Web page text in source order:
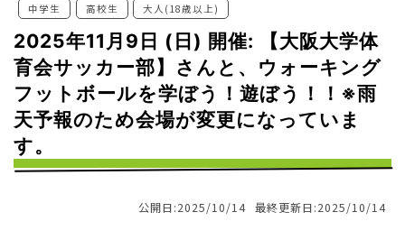
中学生 高校生 大人(18歳以上)
2025年11月9日 (日) 開催: 【大阪大学体
育会サッカー部】さんと、ウォーキング
フットボールを学ぼう！遊ぼう！！※雨
天予報のため会場が変更になっていま
す。
公開日:2025/10/14 最終更新日:2025/10/14